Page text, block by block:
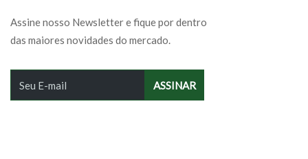
Assine nosso Newsletter e fique por dentro
das maiores novidades do mercado.